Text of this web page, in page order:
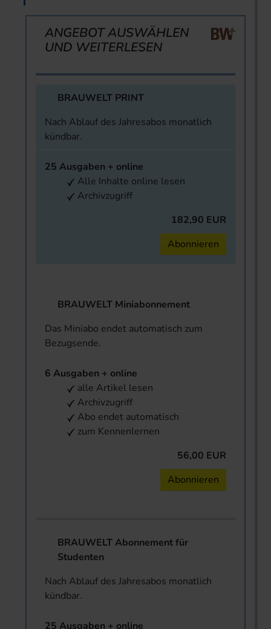
ANGEBOT AUSWÄHLEN
UND WEITERLESEN
BRAUWELT PRINT
Nach Ablauf des Jahresabos monatlich
kündbar.
25 Ausgaben + online
Alle Inhalte online lesen
Archivzugriff
182,90 EUR
Abonnieren
BRAUWELT Miniabonnement
Das Miniabo endet automatisch zum
Bezugsende.
6 Ausgaben + online
alle Artikel lesen
Archivzugriff
Abo endet automatisch
zum Kennenlernen
56,00 EUR
Abonnieren
BRAUWELT Abonnement für
Studenten
Nach Ablauf des Jahresabos monatlich
kündbar.
25 Ausgaben + online